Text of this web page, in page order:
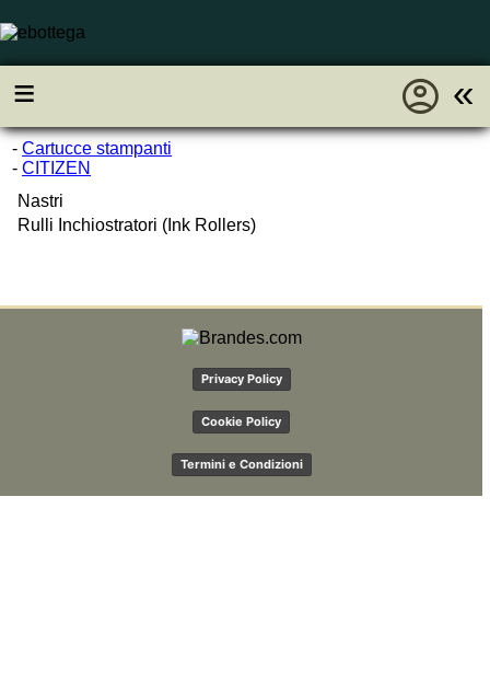
≡ «
account_circle
- Cartucce stampanti
- CITIZEN
Nastri
Rulli Inchiostratori (Ink Rollers)
Privacy Policy
Cookie Policy
Termini e Condizioni